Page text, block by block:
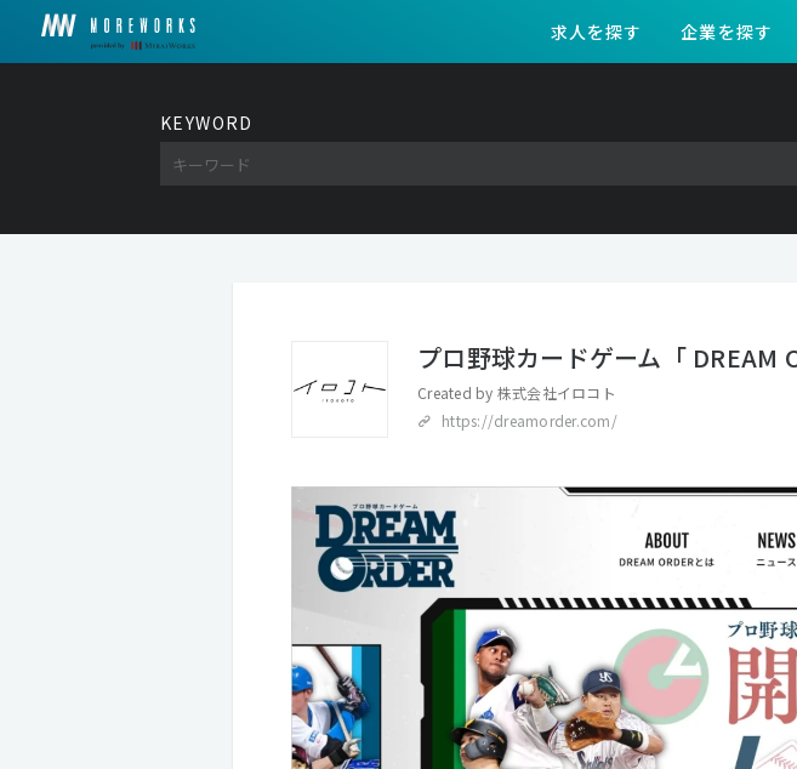
求人を探す 企業を探す
KEYWORD
プロ野球カードゲーム「 DREAM
Created by 株式会社イロコト
https://dreamorder.com/